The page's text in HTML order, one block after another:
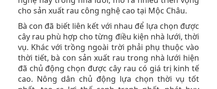
cho sản xuất rau công nghệ cao tại Mộc Châu.
Bà con đã biết liên kết với nhau để lựa chọn được
cây rau phù hợp cho từng điều kiện nhà lưới, thời
vụ. Khác với trồng ngoài trời phải phụ thuộc vào
thời tiết, bà con sản xuất rau trong nhà lưới hiện
đã chủ động chọn được cây rau có giá trị kinh tế
cao. Nông dân chủ động lựa chọn thời vụ tốt